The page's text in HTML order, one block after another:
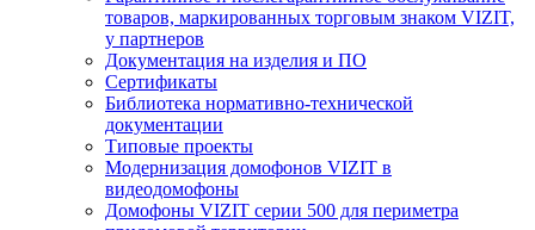
товаров, маркированных торговым знаком VIZIT,
у партнеров
Документация на изделия и ПО
Сертификаты
Библиотека нормативно-технической
документации
Типовые проекты
Модернизация домофонов VIZIT в
видеодомофоны
Домофоны VIZIT серии 500 для периметра